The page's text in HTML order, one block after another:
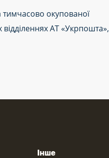
тимчасово окупованої
відділеннях АТ «Укрпошта»,
Інше